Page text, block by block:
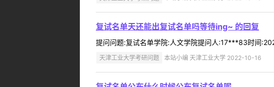
复试名单天还能出复试名单吗等待ing~ 的回复
提问问题:复试名单学院:人文学院提问人:17***83时间
天津工业大学考研问题 本站小编 天津工业大学 2022-10-16